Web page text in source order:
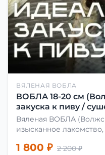
ВЯЛЕНАЯ ВОБЛА
ВОБЛА 18-20 см
закуска к пиву /
Вяленая ВОБЛА
изысканное
сделать вяленую
1 800 ₽ 2 200 ₽